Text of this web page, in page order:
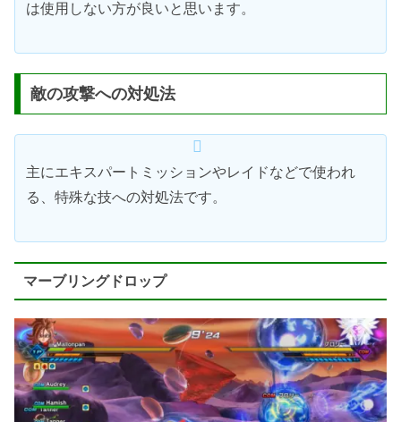
は使用しない方が良いと思います。
敵の攻撃への対処法
主にエキスパートミッションやレイドなどで使われ
る、特殊な技への対処法です。
マーブリングドロップ